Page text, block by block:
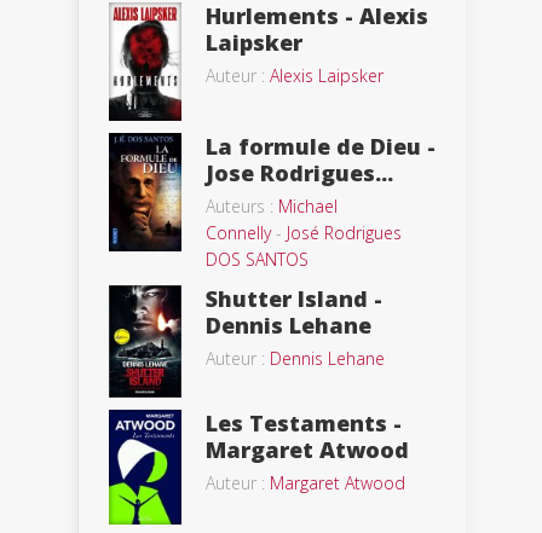
Hurlements - Alexis
Laipsker
Auteur : Alexis Laipsker
La formule de Dieu -
Jose Rodrigues...
Auteurs : Michael
Connelly- José Rodrigues
DOS SANTOS
Shutter Island -
Dennis Lehane
Auteur : Dennis Lehane
Les Testaments -
Margaret Atwood
Auteur : Margaret Atwood